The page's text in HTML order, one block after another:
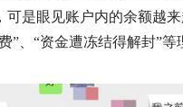
是眼见账户内的余额越
”、“资金遭冻结得解封”等